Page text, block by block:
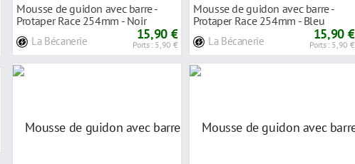
Mousse de guidon avec barre -
Protaper Race 254mm - Noir
La Bécanerie 15,90 €
Ports : 5,90 €
Mousse de guidon avec barre -
Protaper Race 254mm - Bleu
La Bécanerie 15,90 €
Ports : 5,90 €